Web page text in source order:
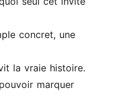
concret, une
la vraie histoire.
marquer